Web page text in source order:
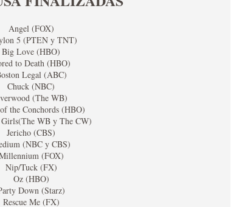
de viajes en el tiempo
Angel (FOX)
5 (PTEN y TNT)
Big Love (HBO)
to Death (HBO)
Legal (ABC)
Chuck (NBC)
(The WB)
the Conchords (HBO)
WB y The CW)
Jericho (CBS)
(NBC y CBS)
(FOX)
Nip/Tuck (FX)
Oz (HBO)
Down (Starz)
Rescue Me (FX)